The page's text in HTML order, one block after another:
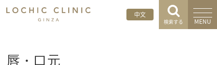
中文
検索する MENU
唇・口元